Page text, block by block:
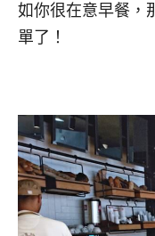
如你很在意早餐，
單了！